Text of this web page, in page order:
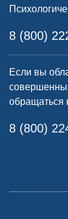
8 (800)
Если вы
обращаться
8 (800)